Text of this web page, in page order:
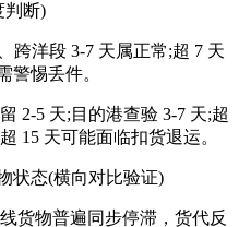
断)
洋段 3-7 天属正常;超 7 天
警惕丢件。
5 天;目的港查验 3-7 天;超
15 天可能面临扣货退运。
态(横向对比验证)
物普遍同步停滞，货代反